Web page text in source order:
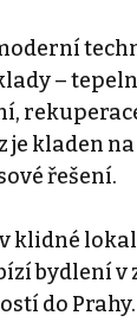
–
je kladen
řešení.
klidné
bydlení v
do